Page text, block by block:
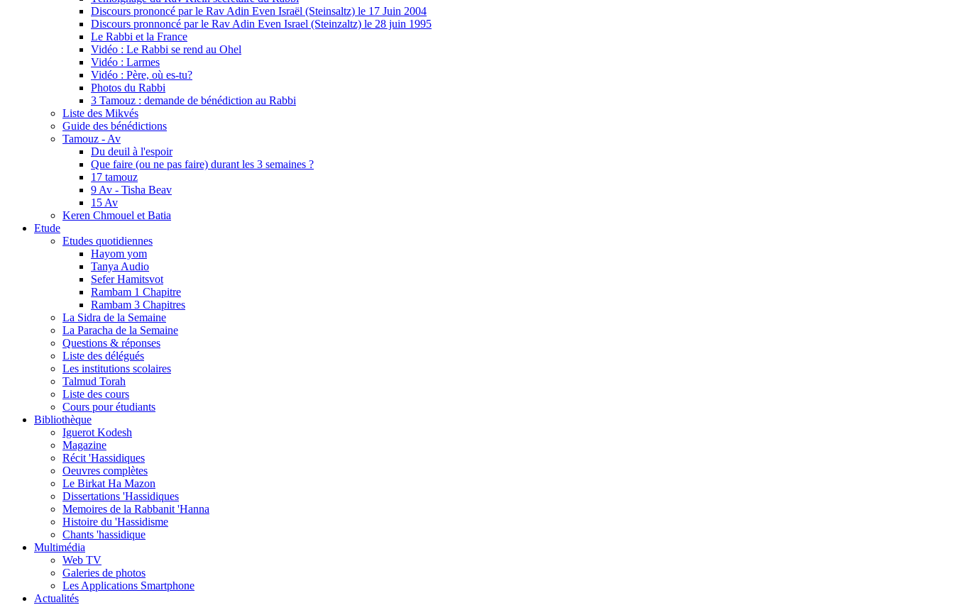
Discours prononcé par le Rav Adin Even Israël (Steinsaltz) le 17 Juin 2004
Discours pronnoncé par le Rav Adin Even Israel (Steinzaltz) le 28 juin 1995
Le Rabbi et la France
Vidéo : Le Rabbi se rend au Ohel
Vidéo : Larmes
Vidéo : Père, où es-tu?
Photos du Rabbi
3 Tamouz : demande de bénédiction au Rabbi
Liste des Mikvés
Guide des bénédictions
Tamouz - Av
Du deuil à l'espoir
Que faire (ou ne pas faire) durant les 3 semaines ?
17 tamouz
9 Av - Tisha Beav
15 Av
Keren Chmouel et Batia
Etude
Etudes quotidiennes
Hayom yom
Tanya Audio
Sefer Hamitsvot
Rambam 1 Chapitre
Rambam 3 Chapitres
La Sidra de la Semaine
La Paracha de la Semaine
Questions & réponses
Liste des délégués
Les institutions scolaires
Talmud Torah
Liste des cours
Cours pour étudiants
Bibliothèque
Iguerot Kodesh
Magazine
Récit 'Hassidiques
Oeuvres complètes
Le Birkat Ha Mazon
Dissertations 'Hassidiques
Memoires de la Rabbanit 'Hanna
Histoire du 'Hassidisme
Chants 'hassidique
Multimédia
Web TV
Galeries de photos
Les Applications Smartphone
Actualités